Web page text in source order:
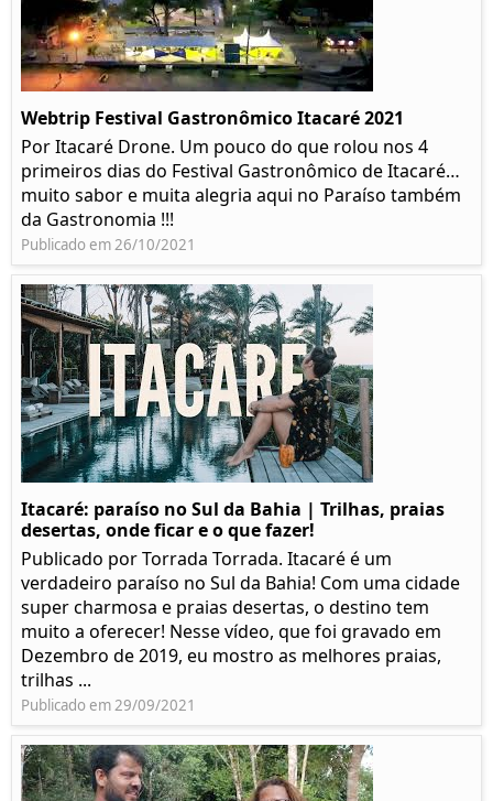
Webtrip Festival Gastronômico Itacaré 2021
Por Itacaré Drone. Um pouco do que rolou nos 4
primeiros dias do Festival Gastronômico de Itacaré…
muito sabor e muita alegria aqui no Paraíso também
da Gastronomia !!!
Publicado em 26/10/2021
Itacaré: paraíso no Sul da Bahia | Trilhas, praias
desertas, onde ficar e o que fazer!
Publicado por Torrada Torrada. Itacaré é um
verdadeiro paraíso no Sul da Bahia! Com uma cidade
super charmosa e praias desertas, o destino tem
muito a oferecer! Nesse vídeo, que foi gravado em
Dezembro de 2019, eu mostro as melhores praias,
trilhas ...
Publicado em 29/09/2021